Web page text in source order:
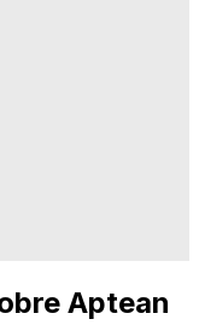
Aptean